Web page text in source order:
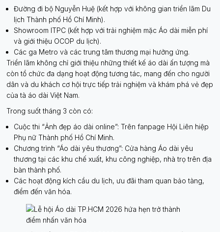
Đường đi bộ Nguyễn Huệ (kết hợp với không gian triển lãm Du
lịch Thành phố Hồ Chí Minh).
Showroom ITPC (kết hợp với trải nghiệm mặc Áo dài miễn phí
và giới thiệu OCOP du lịch).
Các ga Metro và các trung tâm thương mại hưởng ứng.
Triển lãm không chỉ giới thiệu những thiết kế áo dài ấn tượng mà
còn tổ chức đa dạng hoạt động tương tác, mang đến cho người
dân và du khách cơ hội trực tiếp trải nghiệm và khám phá vẻ đẹp
của tà áo dài Việt Nam.
Trong suốt tháng 3 còn có:
Cuộc thi “Ảnh đẹp áo dài online”: Trên fanpage Hội Liên hiệp
Phụ nữ Thành phố Hồ Chí Minh.
Chương trình “Áo dài yêu thương”: Cửa hàng Áo dài yêu
thương tại các khu chế xuất, khu công nghiệp, nhà trọ trên địa
bàn thành phố.
Các hoạt động kích cầu du lịch, ưu đãi tham quan bảo tàng,
điểm đến văn hóa.